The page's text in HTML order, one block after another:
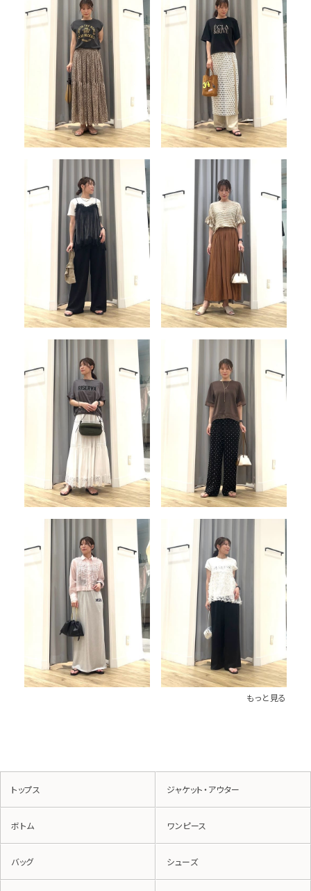
もっと見る
トップス ジャケット・アウター
ボトム ワンピース
バッグ シューズ